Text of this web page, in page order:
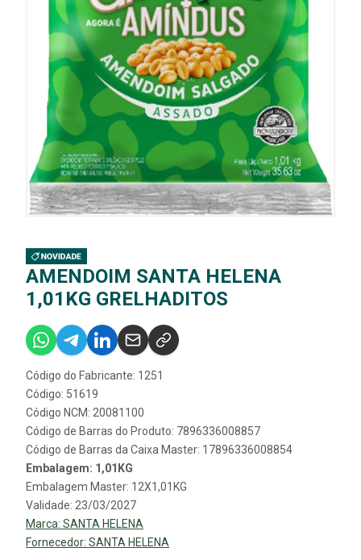
AMENDOIM SANTA HELENA
1,01KG GRELHADITOS
Código do Fabricante: 1251
Código: 51619
Código NCM: 20081100
Código de Barras do Produto: 7896336008857
Código de Barras da Caixa Master: 17896336008854
Embalagem: 1,01KG
Embalagem Master: 12X1,01KG
Validade: 23/03/2027
Marca: SANTA HELENA
Fornecedor: SANTA HELENA